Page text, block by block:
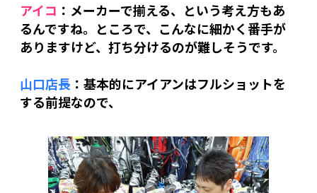
アイコ ：メーカーで揃える、という考え方もあ
るんですね。ところで、こんなに細かく番手が
ありますけど、打ち分けるのが難しそうです。
山口店長 ：基本的にアイアンはフルショットを
する前提なので、